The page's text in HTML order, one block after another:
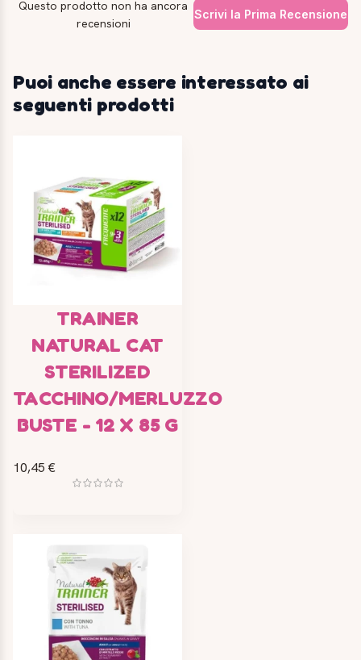
Questo prodotto non ha ancora
recensioni
Scrivi la Prima Recensione
Puoi anche essere interessato ai
seguenti prodotti
TRAINER
NATURAL CAT
STERILIZED
TACCHINO/MERLUZZO
BUSTE - 12 X 85 G
10,45 €